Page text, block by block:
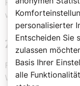
Hader stand einmal
wo er in der
Zwischen
Falls wir uns
Welt nicht versteht,
personalisierter
Entscheiden Sie
zulassen
Basis Ihrer
alle